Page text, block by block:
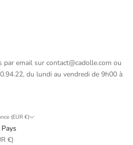
email sur contact@cadolle.com ou
du lundi au vendredi de 9h00 à
France (EUR €)
Pays
Allemagne (EUR €)